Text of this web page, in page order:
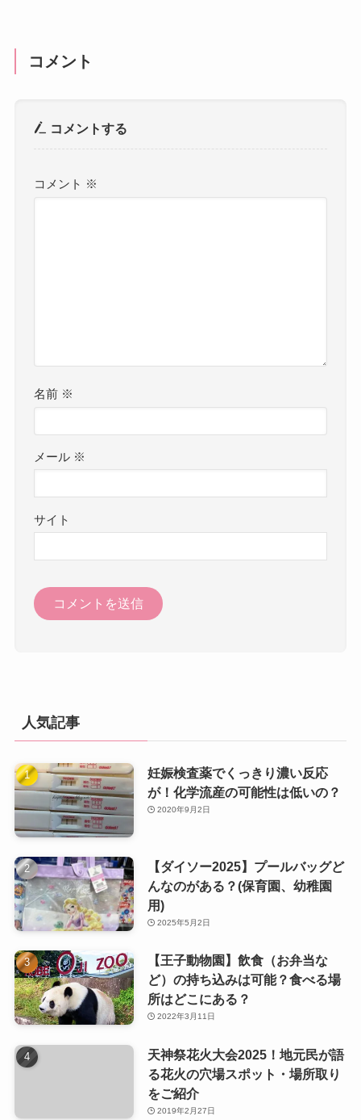
コメント
コメントする
コメント ※
名前 ※
メール ※
サイト
人気記事
妊娠検査薬でくっきり濃い反応
が！化学流産の可能性は低いの？
2020年9月2日
【ダイソー2025】プールバッグど
んなのがある？(保育園、幼稚園
用)
2025年5月2日
【王子動物園】飲食（お弁当な
ど）の持ち込みは可能？食べる場
所はどこにある？
2022年3月11日
天神祭花火大会2025！地元民が語
る花火の穴場スポット・場所取り
をご紹介
2019年2月27日